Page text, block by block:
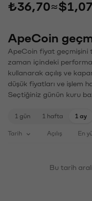
₺36,70≈$1,07
ApeCoin
ApeCoin fiyat geçmişini
zaman içindeki
kullanarak açılış ve
düşük fiyatları ve işlem
Seçtiğiniz günün kuru
1 gün 1 hafta 1 ay
Tarih Açılış En
Bu tarih